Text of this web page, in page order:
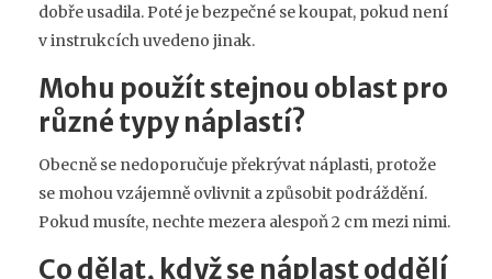
dobře usadila. Poté je bezpečné se koupat, pokud není
v instrukcích uvedeno jinak.
Mohu použít stejnou oblast pro
různé typy náplastí?
Obecně se nedoporučuje překrývat náplasti, protože
se mohou vzájemně ovlivnit a způsobit podráždění.
Pokud musíte, nechte mezera alespoň 2 cm mezi nimi.
Co dělat, když se náplast oddělí